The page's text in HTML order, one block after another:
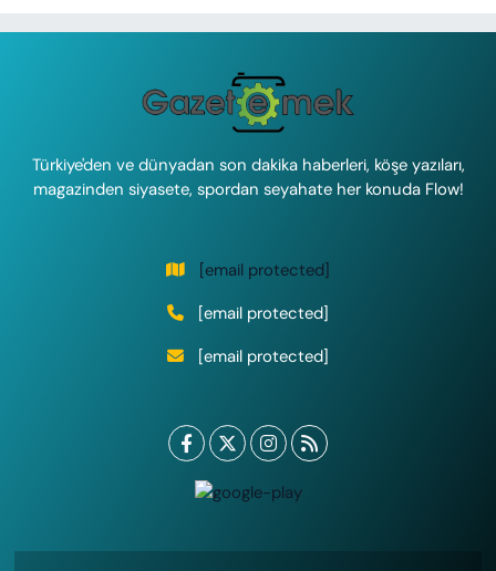
Türkiye'den ve dünyadan son dakika haberleri, köşe yazıları,
magazinden siyasete, spordan seyahate her konuda Flow!
[email protected]
[email protected]
[email protected]